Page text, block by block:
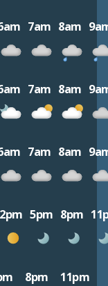
7am 8am
7am 8am
7am 8am
2pm 5pm 8pm
8pm 11pm